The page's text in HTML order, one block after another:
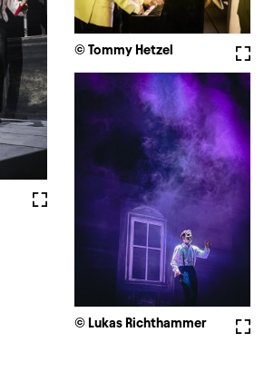
Fullscreen
© Tommy Hetzel
© Lukas Richthammer